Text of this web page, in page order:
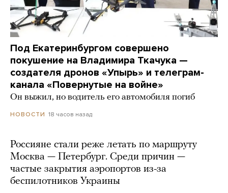
Под Екатеринбургом совершено
покушение на Владимира Ткачука —
создателя дронов «Упырь» и телеграм-
канала «Повернутые на войне»
Он выжил, но водитель его автомобиля погиб
НОВОСТИ 18 часов назад
Россияне стали реже летать по маршруту
Москва — Петербург. Среди причин —
частые закрытия аэропортов из-за
беспилотников Украины